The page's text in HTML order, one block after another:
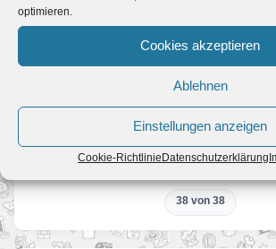
optimieren.
Cookies akzeptieren
Ablehnen
Einstellungen anzeigen
Cookie-RichtlinieDatenschutzerklärung
Bowsers Festung
38 von 38